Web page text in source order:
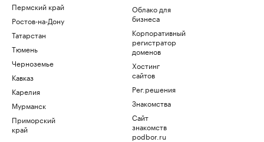
Пермский край
Ростов-на-Дону
Татарстан
Тюмень
Черноземье
Кавказ
Карелия
Мурманск
Приморский
край
Облако для
бизнеса
Корпоративный
регистратор
доменов
Хостинг
сайтов
Рег.решения
Знакомства
Сайт
знакомств
podbor.ru